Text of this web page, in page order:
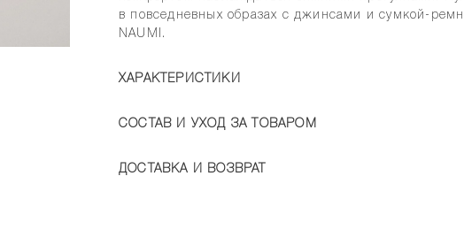
в повседневных образах с джинсами и сумкой-
NAUMI.
ХАРАКТЕРИСТИКИ
СОСТАВ И УХОД ЗА ТОВАРОМ
ДОСТАВКА И ВОЗВРАТ